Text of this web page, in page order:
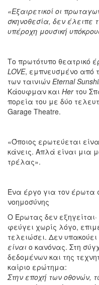
«Εξαιρετικοί οι
σκηνοθεσία, δεν έλειπε
υπέροχη μουσική
Το πρωτότυπο θεατρικό
LOVE, εμπνευσμένο από
των ταινιών Eternal
Κάουφμαν και Herτου
πορεία του με δύο
Garage Theatre.
«Όποιος ερωτεύεται
κάνεις. Απλά είναι μια
τρέλας».
Ένα έργο για τον έρωτα
νοημοσύνης
Ο Έρωτας δεν
φεύγει χωρίς λόγο,
τελειώσει. Δεν
είναι ο κανόνας. Στη
δεδομένων και της
καίριο ερώτημα:
Στην εποχή των οθονών,